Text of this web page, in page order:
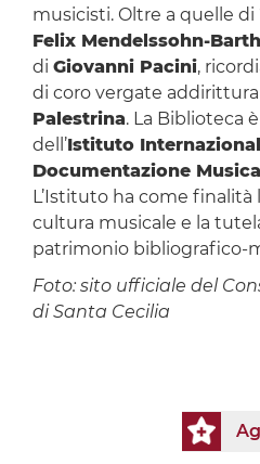
musicisti. Oltre a quelle di
Felix Mendelssohn-
di Giovanni Pacini,
di coro vergate
Palestrina. La Biblioteca
dell’Istituto
Documentazione
L’Istituto ha come
cultura musicale e la
patrimonio bibliografico-
Foto: sito ufficiale del
di Santa Cecilia